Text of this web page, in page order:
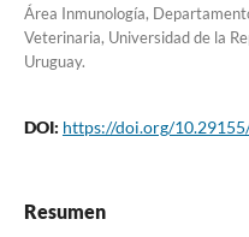
Área Inmunología,
Veterinaria, Universidad de la
Uruguay.
DOI: https://doi.org/
Resumen